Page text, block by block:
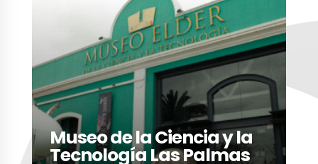
Museo de la Ciencia y la
Tecnología Las Palmas